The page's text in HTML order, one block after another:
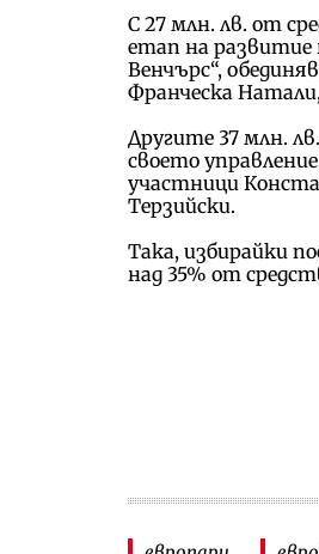
С 27 млн. лв. от
етап на развитие
Венчърс“,
Франческа
Другите 37 млн.
своето
участници
Терзийски.
Така, избирайки
над 35% от